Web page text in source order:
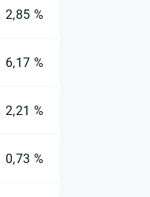
2,85 %
6,17 %
2,21 %
0,73 %